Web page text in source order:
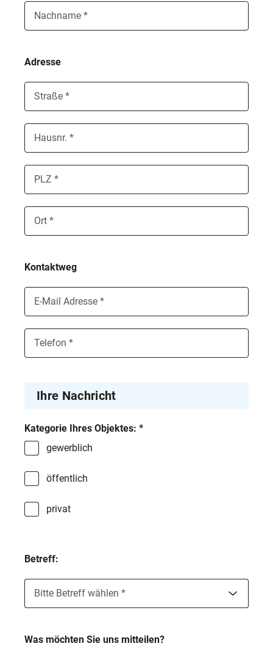
Nachname *
Adresse
Straße *
Hausnr. *
PLZ *
Ort *
Kontaktweg
E-Mail Adresse *
Telefon *
Ihre Nachricht
Kategorie Ihres Objektes: *
gewerblich
öffentlich
privat
Betreff:
Bitte Betreff wählen *
Was möchten Sie uns mitteilen?